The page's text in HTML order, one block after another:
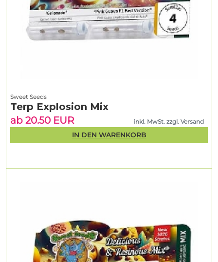
Sweet Seeds
Terp Explosion Mix
ab 20.50 EUR
inkl. MwSt. zzgl. Versand
IN DEN WARENKORB